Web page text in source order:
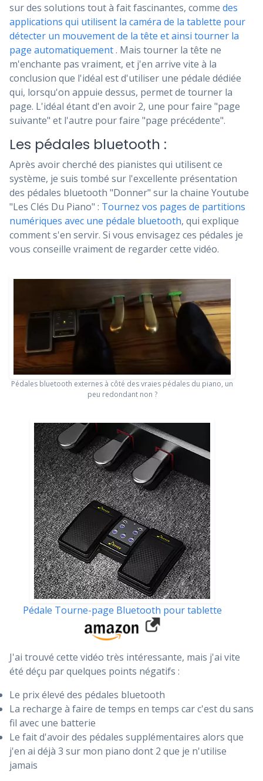
sur des solutions tout à fait fascinantes, comme des
applications qui utilisent la caméra de la tablette pour
détecter un mouvement de la tête et ainsi tourner la
page automatiquement. Mais tourner la tête ne
m'enchante pas vraiment, et j'en arrive vite à la
conclusion que l'idéal est d'utiliser une pédale dédiée
qui, lorsqu'on appuie dessus, permet de tourner la
page. L'idéal étant d'en avoir 2, une pour faire "page
suivante" et l'autre pour faire "page précédente".
Les pédales bluetooth :
Après avoir cherché des pianistes qui utilisent ce
système, je suis tombé sur l'excellente présentation
des pédales bluetooth "Donner" sur la chaine Youtube
"Les Clés Du Piano" : Tournez vos pages de partitions
numériques avec une pédale bluetooth, qui explique
comment s'en servir. Si vous envisagez ces pédales je
vous conseille vraiment de regarder cette vidéo.
Pédales bluetooth externes à côté des vraies pédales du piano, un
peu redondant non ?
Pédale Tourne-page Bluetooth pour tablette
J'ai trouvé cette vidéo très intéressante, mais j'ai vite
été déçu par quelques points négatifs :
Le prix élevé des pédales bluetooth
La recharge à faire de temps en temps car c'est du sans
fil avec une batterie
Le fait d'avoir des pédales supplémentaires alors que
j'en ai déjà 3 sur mon piano dont 2 que je n'utilise
jamais